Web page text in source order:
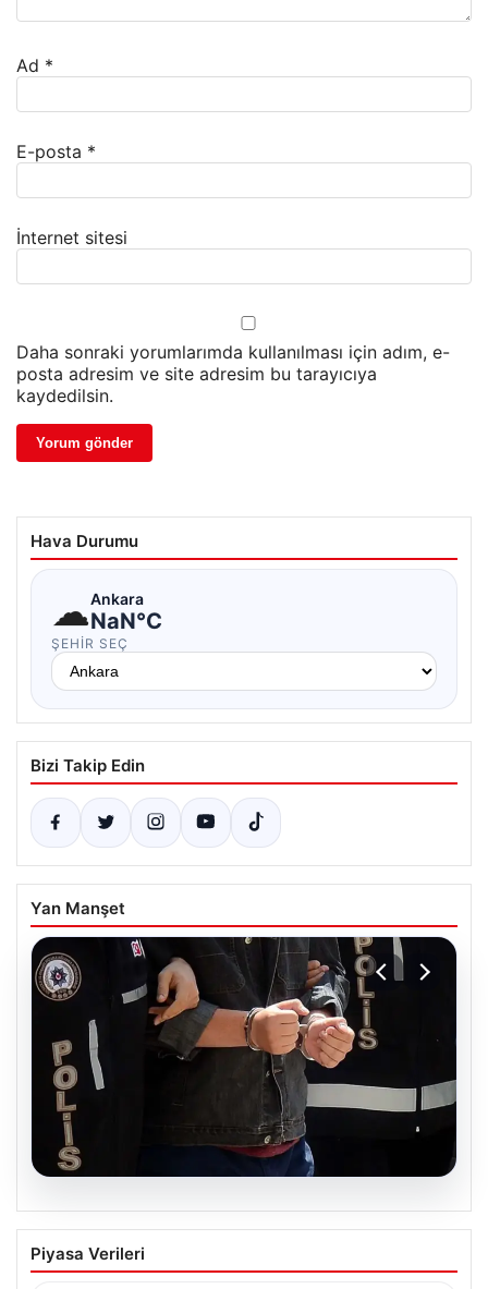
Ad *
E-posta *
İnternet sitesi
Daha sonraki yorumlarımda kullanılması için adım, e-
posta adresim ve site adresim bu tarayıcıya
kaydedilsin.
Hava Durumu
☁Ankara
NaN°C
ŞEHIR SEÇ
Bizi Takip Edin
Yan Manşet
İzmir’de Baba-Oğul Cinayeti: Baba
Tutuklandı
Piyasa Verileri